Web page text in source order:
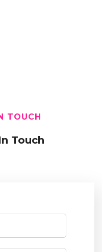
TOUCH
Touch